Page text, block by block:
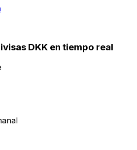
DKK en tiempo real